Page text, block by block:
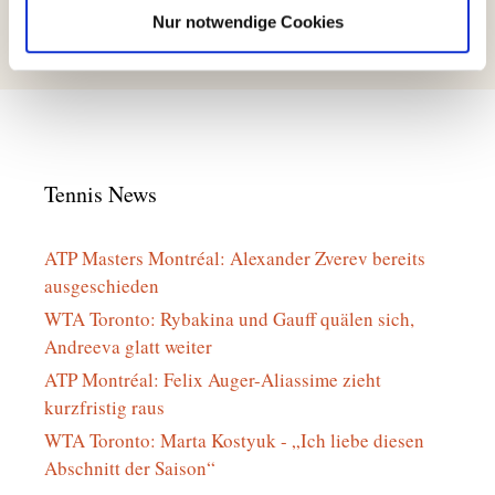
Nur notwendige Cookies
Platzinstandsetzung!
Tennis News
ATP Masters Montréal: Alexander Zverev bereits
ausgeschieden
WTA Toronto: Rybakina und Gauff quälen sich,
Andreeva glatt weiter
ATP Montréal: Felix Auger-Aliassime zieht
kurzfristig raus
WTA Toronto: Marta Kostyuk - „Ich liebe diesen
Abschnitt der Saison“